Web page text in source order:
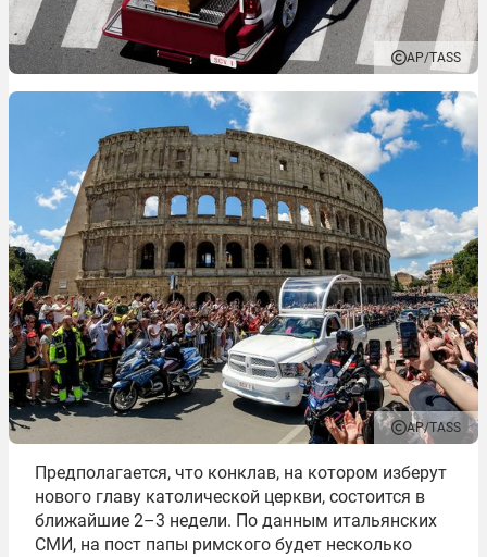
AP/TASS
AP/TASS
Предполагается, что конклав, на котором изберут
нового главу католической церкви, состоится в
ближайшие 2–3 недели. По данным итальянских
СМИ, на пост папы римского будет несколько